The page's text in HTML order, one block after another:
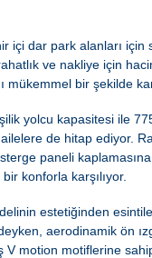
içi dar park alanları
ve nakliye için
mükemmel bir şekilde
yolcu kapasitesi ile
de hitap ediyor.
paneli
konforla karşılıyor.
estetiğinden
aerodinamik ön
V motion motiflerine